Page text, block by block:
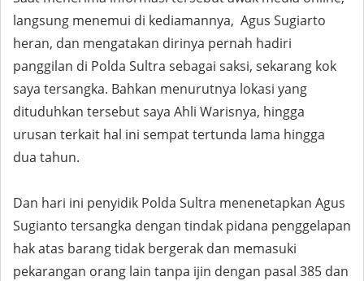
langsung menemui di kediamannya, Agus Sugiarto
heran, dan mengatakan dirinya pernah hadiri
panggilan di Polda Sultra sebagai saksi, sekarang kok
saya tersangka. Bahkan menurutnya lokasi yang
dituduhkan tersebut saya Ahli Warisnya, hingga
urusan terkait hal ini sempat tertunda lama hingga
dua tahun.
Dan hari ini penyidik Polda Sultra menenetapkan Agus
Sugianto tersangka dengan tindak pidana penggelapan
hak atas barang tidak bergerak dan memasuki
pekarangan orang lain tanpa ijin dengan pasal 385 dan